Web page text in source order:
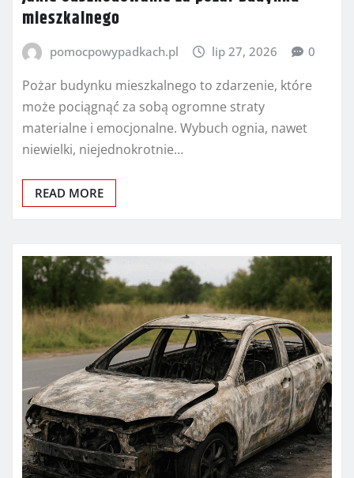
mieszkalnego
pomocpowypadkach.pl lip 27, 2026 0
Pożar budynku mieszkalnego to zdarzenie, które
może pociągnąć za sobą ogromne straty
materialne i emocjonalne. Wybuch ognia, nawet
niewielki, niejednokrotnie…
READ MORE